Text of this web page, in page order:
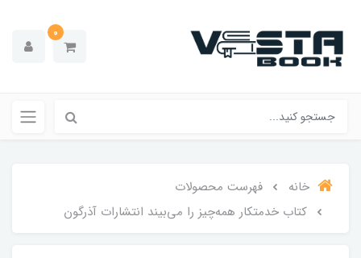
0
خانه
فهرست محصولات
کتاب خدمتکار همه‌چیز را می‌بیند انتشارات آذرگون